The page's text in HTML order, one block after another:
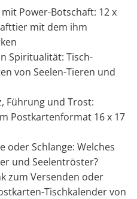
Power-Botschaft: 12 x
mit dem ihm
Spiritualität: Tisch-
von Seelen-Tieren und
Führung und Trost:
Postkartenformat 16 x 17
oder Schlange: Welches
und Seelentröster?
zum Versenden oder
Tischkalender von